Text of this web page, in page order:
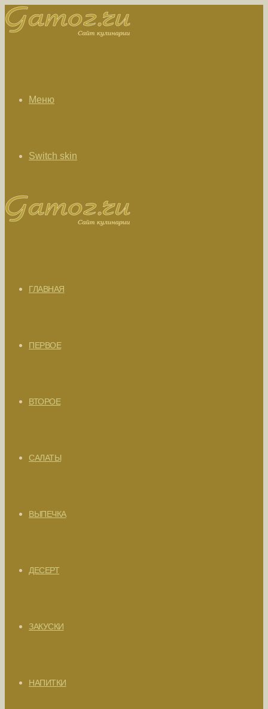
Меню
Switch skin
ГЛАВНАЯ
ПЕРВОЕ
ВТОРОЕ
САЛАТЫ
ВЫПЕЧКА
ДЕСЕРТ
ЗАКУСКИ
НАПИТКИ